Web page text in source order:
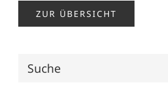
ZUR ÜBERSICHT
Suche